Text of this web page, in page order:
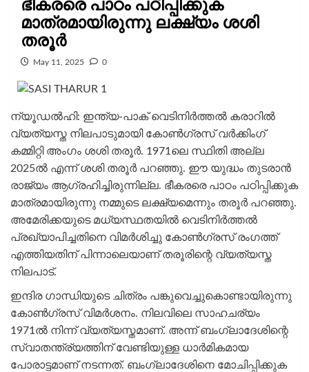
ഭീകരരെ പാഠം പഠിപ്പിക്കുക
മാത്രമായിരുന്നു ലക്ഷ്യം ശശി
തരൂർ
May 11, 2025 0
ന്യൂഡൽഹി: ഇന്ത്യ-പാക് വെടിനിർത്തൽ കരാറിൽ
വ്യത്യസ്ത നിലപാടുമായി കോൺഗ്രസ്‌ വർക്കിംഗ്‌
കമ്മിറ്റി അംഗം ശശി തരൂർ. 1971ലെ സ്ഥിതി അല്ല
2025ൽ എന്ന് ശശി തരൂർ പറഞ്ഞു. ഈ യുദ്ധം തുടരാൻ
രാജ്യം ആഗ്രഹിച്ചിരുന്നില്ല. ഭീകരരെ പാഠം പഠിപ്പിക്കുക
മാത്രമായിരുന്നു നമ്മുടെ ലക്ഷ്യമെന്നും തരൂർ പറഞ്ഞു.
അമേരിക്കയുടെ മധ്യസ്ഥതയിൽ വെടിനിർത്തൽ
പ്രഖ്യാപിച്ചതിനെ വിമർശിച്ചു കോൺഗ്രസ്‌ രംഗത്ത്
എത്തിയതിന് പിന്നാലെയാണ് തരൂരിന്റെ വ്യത്യസ്ത
നിലപാട്.
ഇന്ദിര ഗാന്ധിയുടെ ചിത്രം പങ്കുവെച്ചുകൊണ്ടായിരുന്നു
കോൺ​ഗ്രസ് വിമർശനം. നിലവിലെ സാഹചര്യം
1971ല്‍ നിന്ന് വ്യത്യസ്തമാണ്. അന്ന് ബംഗ്ലാദേശിന്റെ
സ്വാതന്ത്ര്യത്തിന് വേണ്ടിയുള്ള ധാര്‍മികമായ
പോരാട്ടമാണ് നടന്നത്. ബംഗ്ലാദേശിനെ മോചിപ്പിക്കുക